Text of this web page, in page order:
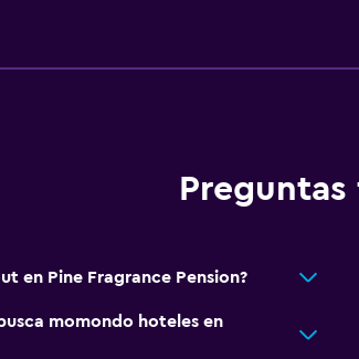
en Pine Fragrance Pension?
momondo hoteles en